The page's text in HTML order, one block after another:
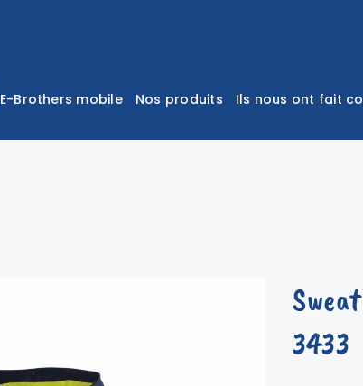
E-Brothers mobile Nos produits Ils nous ont fait
3433